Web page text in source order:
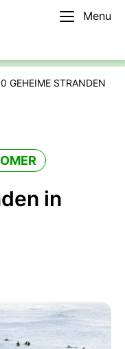
Menu
GEHEIME STRANDEN
in